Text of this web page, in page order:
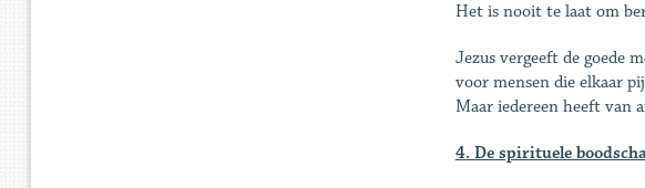
Het is nooit te laat om
Jezus vergeeft de goede
voor mensen die elkaar
Maar iedereen heeft van
4. De spirituele